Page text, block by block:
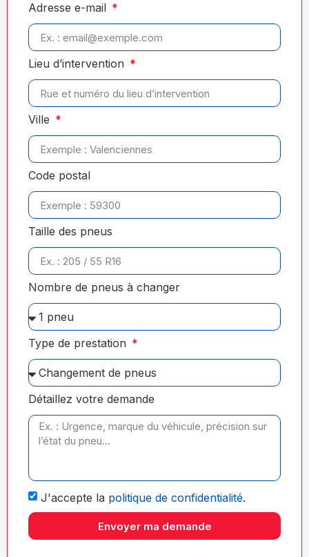
Adresse e-mail
Lieu d’intervention
Ville
Code postal
Taille des pneus
Nombre de pneus à changer
Type de prestation
Détaillez votre demande
J'accepte la politique de confidentialité.
Envoyer ma demande